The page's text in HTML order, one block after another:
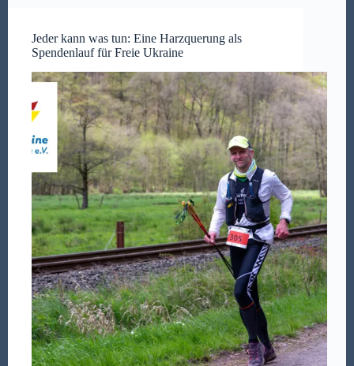
Jeder kann was tun: Eine Harzquerung als
Spendenlauf für Freie Ukraine